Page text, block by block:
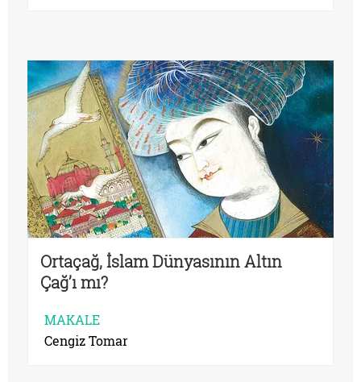
Ortaçağ, İslam Dünyasının Altın
Çağ’ı mı?
MAKALE
Cengiz Tomar